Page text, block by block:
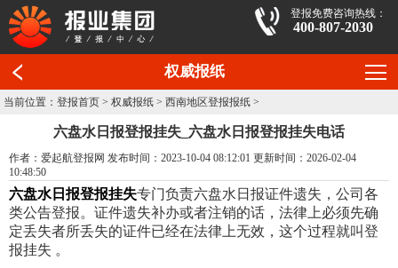
登报免费咨询热线：
400-807-2030
权威报纸
当前位置：登报首页 >权威报纸 >西南地区登报报纸 >
六盘水日报登报挂失_六盘水日报登报挂失电话
作者：爱起航登报网 发布时间：2023-10-04 08:12:01 更新时间：2026-02-04
10:48:50
六盘水日报登报挂失专门负责六盘水日报证件遗失，公司各
类公告登报。证件遗失补办或者注销的话，法律上必须先确
定丢失者所丢失的证件已经在法律上无效，这个过程就叫登
报挂失 。